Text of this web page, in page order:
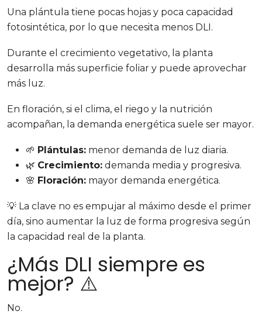
Una plántula tiene pocas hojas y poca capacidad
fotosintética, por lo que necesita menos DLI.
Durante el crecimiento vegetativo, la planta
desarrolla más superficie foliar y puede aprovechar
más luz.
En floración, si el clima, el riego y la nutrición
acompañan, la demanda energética suele ser mayor.
🌱 Plántulas: menor demanda de luz diaria.
🌿 Crecimiento: demanda media y progresiva.
🌸 Floración: mayor demanda energética.
💡 La clave no es empujar al máximo desde el primer
día, sino aumentar la luz de forma progresiva según
la capacidad real de la planta.
¿Más DLI siempre es
mejor? ⚠️
No.